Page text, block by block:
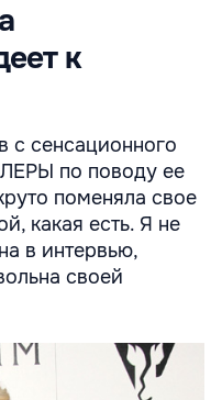
к
с сенсационного
по поводу ее
поменяла свое
какая есть. Я не
в интервью,
своей